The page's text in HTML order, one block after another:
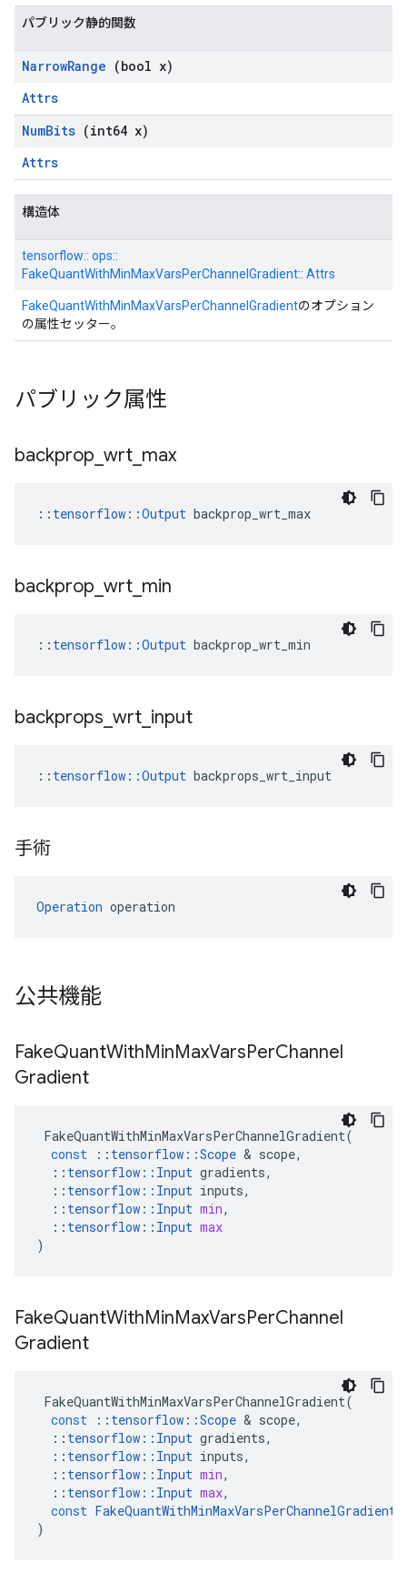
パブリック静的関数
NarrowRange (bool x)
Attrs
NumBits (int64 x)
Attrs
構造体
tensorflow:: ops::
FakeQuantWithMinMaxVarsPerChannelGradient:: Attrs
FakeQuantWithMinMaxVarsPerChannelGradientのオプション
の属性セッター。
パブリック属性
backprop wrt max
:: tensorflow::Output backprop_wrt_max
backprop wrt min
:: tensorflow::Output backprop_wrt_min
backprops wrt input
:: tensorflow::Output backprops_wrt_input
手術
Operation operation
公共機能
FakeQuantWithMinMaxVarsPerChannel
Gradient
FakeQuantWithMinMaxVarsPerChannelGradient(
const
:: tensorflow ::Scope & scope,
:: tensorflow :: Input gradients,
:: tensorflow :: Input inputs,
:: tensorflow :: Input min,
:: tensorflow :: Input max
)
FakeQuantWithMinMaxVarsPerChannel
Gradient
FakeQuantWithMinMaxVarsPerChannelGradient(
const
:: tensorflow ::Scope & scope,
:: tensorflow :: Input gradients,
:: tensorflow :: Input inputs,
:: tensorflow :: Input min,
:: tensorflow :: Input max,
const FakeQuantWithMinMaxVarsPerChannelGradient
)